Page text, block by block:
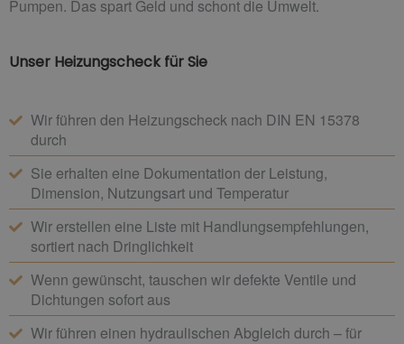
Pumpen. Das spart Geld und schont die Umwelt.
Unser Heizungscheck für Sie
Wir führen den Heizungscheck nach DIN EN 15378
durch
Sie erhalten eine Dokumentation der Leistung,
Dimension, Nutzungsart und Temperatur
Wir erstellen eine Liste mit Handlungsempfehlungen,
sortiert nach Dringlichkeit
Wenn gewünscht, tauschen wir defekte Ventile und
Dichtungen sofort aus
Wir führen einen hydraulischen Abgleich durch – für